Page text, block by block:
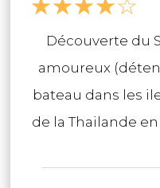
Découverte du
amoureux
bateau dans les
de la Thailande